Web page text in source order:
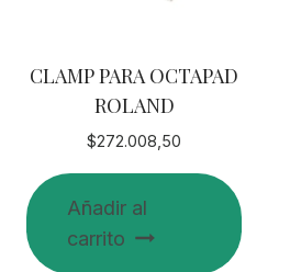
CLAMP PARA OCTAPAD
ROLAND
$272.008,50
Añadir al
carrito